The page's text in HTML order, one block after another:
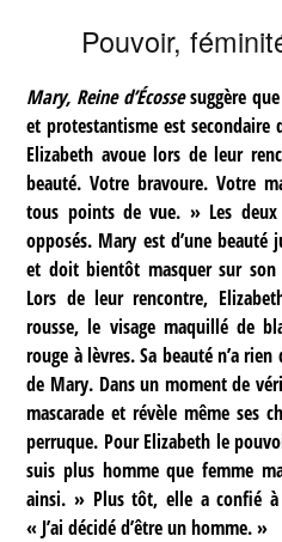
Pouvoir,
Mary, Reine d’Écossesuggère
et protestantisme est
Elizabeth avoue lors de leur
beauté. Votre bravoure. Votre
tous points de vue. » Les
opposés. Mary est d’une beauté
et doit bientôt masquer sur
Lors de leur rencontre,
rousse, le visage maquillé de
rouge à lèvres. Sa beauté n’a
de Mary. Dans un moment de
mascarade et révèle même ses
perruque. Pour Elizabeth le
suis plus homme que femme
ainsi. » Plus tôt, elle a confié
« J’ai décidé d’être un homme. »